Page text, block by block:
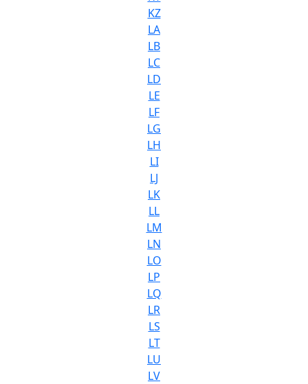
KZ
LA
LB
LC
LD
LE
LF
LG
LH
LI
LJ
LK
LL
LM
LN
LO
LP
LQ
LR
LS
LT
LU
LV